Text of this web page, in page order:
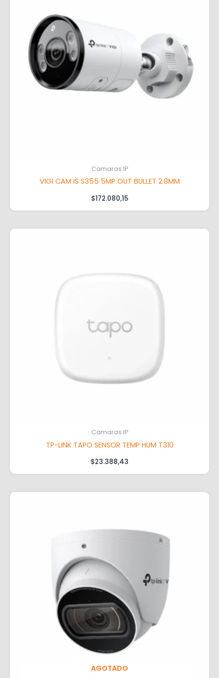
Camaras IP
VIGI CAM IS S355 5MP OUT BULLET 2.8MM
$172.080,15
Camaras IP
TP-LINK TAPO SENSOR TEMP HUM T310
$23.388,43
AGOTADO